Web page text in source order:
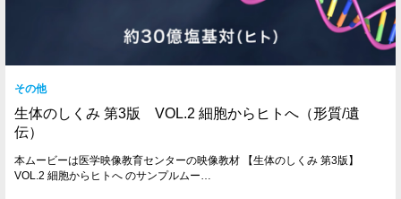
その他
生体のしくみ 第3版 VOL.2 細胞からヒトへ（形質/遺
伝）
本ムービーは医学映像教育センターの映像教材 【生体のしくみ 第3版】
VOL.2 細胞からヒトへ のサンプルムー…